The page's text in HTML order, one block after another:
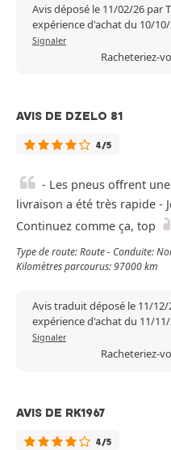
Avis déposé le 11/02/26 par
expérience d'achat du 10/
Signaler
Racheteriez-
AVIS DE DZELO 81
4/5
- Les pneus offrent
livraison a été très rapide -
Continuez comme ça, top
Type de route: Route - Conduite:
Kilomètres parcourus: 97000 km
Avis traduit déposé le 11/
expérience d'achat du 11/
Signaler
Racheteriez-
AVIS DE RK1967
4/5